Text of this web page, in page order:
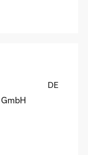
DE